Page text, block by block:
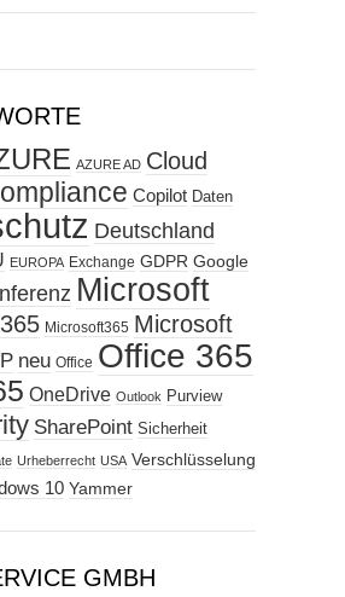
AZURE AD Cloud
Copilot Daten
Deutschland
EUROPA Exchange GDPR Google
Microsoft
Microsoft365 Microsoft
neu Office Office 365
OneDrive Outlook Purview
SharePoint Sicherheit
Urheberrecht USA Verschlüsselung
10 Yammer
GMBH